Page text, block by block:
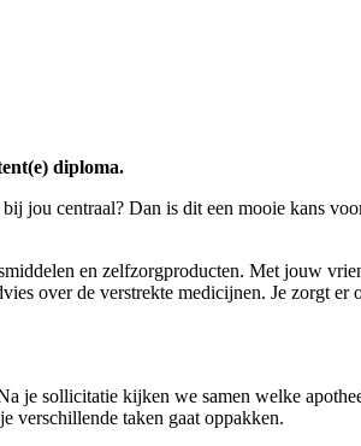
diploma.
jou centraal? Dan is dit een mooie kans
en zelfzorgproducten. Met jouw
over de verstrekte medicijnen. Je zorgt
je sollicitatie kijken we samen welke
verschillende taken gaat oppakken.